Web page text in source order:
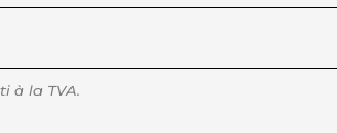
$US
à la TVA.